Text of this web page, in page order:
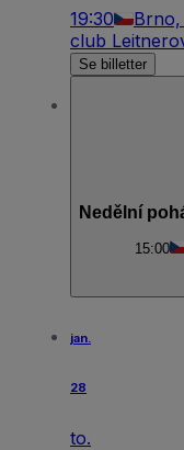
19:30 Brno,
club
Se billetter
Nedělní
15:00
jan.
28
to.